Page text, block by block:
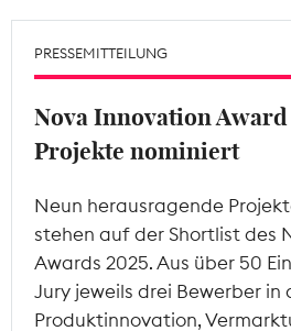
Theodor-Wolff-
ALLE THEMEN
Mitgliederbereich
PRESSEMITTEILUNG
Nova Innovation Award
Projekte nominiert
Neun herausragende
stehen auf der Shortlist des
Awards 2025. Aus über 50
Jury jeweils drei Bewerber in
Produktinnovation,